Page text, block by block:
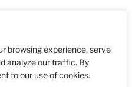
browsing experience, serve
analyze our traffic. By
to our use of cookies.
reserved.